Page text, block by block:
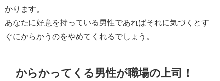
かります。
あなたに好意を持っている男性であればそれに気づくとす
ぐにからかうのをやめてくれるでしょう。
からかってくる男性が職場の上司！